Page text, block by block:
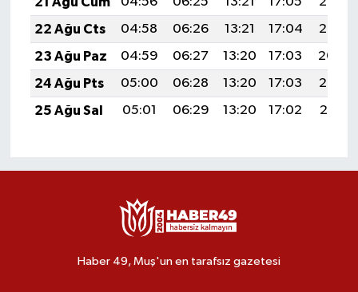
22 Ağu Cts
04:58 06:26 13:21 17:04
20:05
23 Ağu Paz
04:59 06:27 13:20 17:03
20:04
24 Ağu Pts
05:00 06:28 13:20 17:03
20:02
25 Ağu Sal
05:01 06:29 13:20 17:02 20:01
Haber 49, Muş'un en tarafsız gazetesi